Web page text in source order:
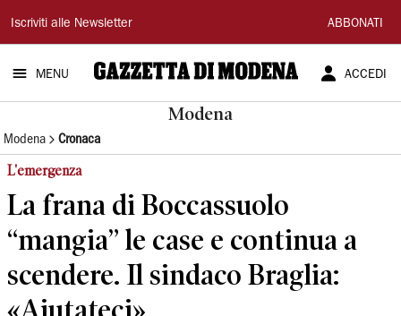
Gazzetta
di
Modena
Iscriviti alle Newsletter ABBONATI
MENU ACCEDI
Modena
Modena Cronaca
L'emergenza
La frana di Boccassuolo
“mangia” le case e continua a
scendere. Il sindaco Braglia:
«Aiutateci»